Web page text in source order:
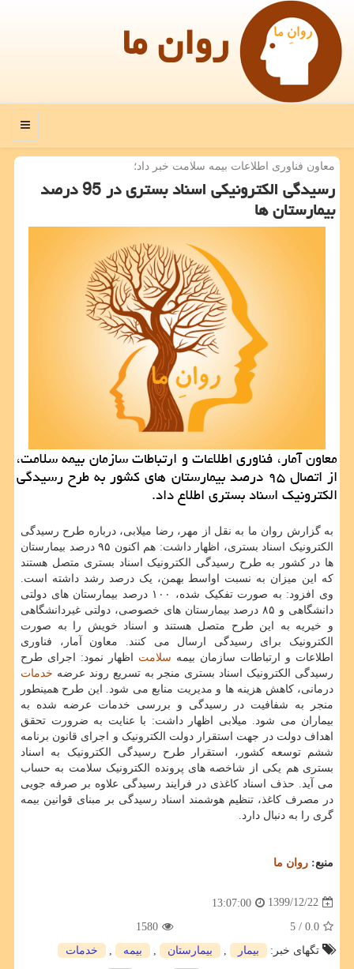
روان ما
منو
معاون فناوری اطلاعات بیمه سلامت خبر داد؛
رسیدگی الكترونیكی اسناد بستری در 95 درصد
بیمارستان ها
معاون آمار، فناوری اطلاعات و ارتباطات سازمان بیمه سلامت،
از اتصال ۹۵ درصد بیمارستان های کشور به طرح رسیدگی
الکترونیک اسناد بستری اطلاع داد.
به گزارش روان ما به نقل از مهر، رضا میلابی، درباره طرح رسیدگی
الکترونیک اسناد بستری، اظهار داشت: هم اکنون ۹۵ درصد بیمارستان
ها در کشور به طرح رسیدگی الکترونیک اسناد بستری متصل هستند
که این میزان به نسبت اواسط بهمن، یک درصد رشد داشته است.
وی افزود: به صورت تفکیک شده، ۱۰۰ درصد بیمارستان های دولتی
دانشگاهی و ۸۵ درصد بیمارستان های خصوصی، دولتی غیردانشگاهی
و خیریه به این طرح متصل هستند و اسناد خویش را به صورت
الکترونیک برای رسیدگی ارسال می کنند. معاون آمار، فناوری
اطلاعات و ارتباطات سازمان بیمه سلامت اظهار نمود: اجرای طرح
رسیدگی الکترونیک اسناد بستری منجر به تسریع روند عرضه خدمات
درمانی، کاهش هزینه ها و مدیریت منابع می شود. این طرح همینطور
منجر به شفافیت در رسیدگی و بررسی خدمات عرضه شده به
بیماران می شود. میلابی اظهار داشت: با عنایت به ضرورت تحقق
اهداف دولت در جهت استقرار دولت الکترونیک و اجرای قانون برنامه
ششم توسعه کشور، استقرار طرح رسیدگی الکترونیک به اسناد
بستری هم یکی از شاخصه های پرونده الکترونیک سلامت به حساب
می آید. حذف اسناد کاغذی در فرایند رسیدگی علاوه بر صرفه جویی
در مصرف کاغذ، تنظیم هوشمند اسناد رسیدگی بر مبنای قوانین بیمه
گری را به دنبال دارد.
منبع: روان ما
1399/12/22
13:07:00
0.0
/ 5
1580
تگهای خبر:
بیمار بیمارستان بیمه خدمات